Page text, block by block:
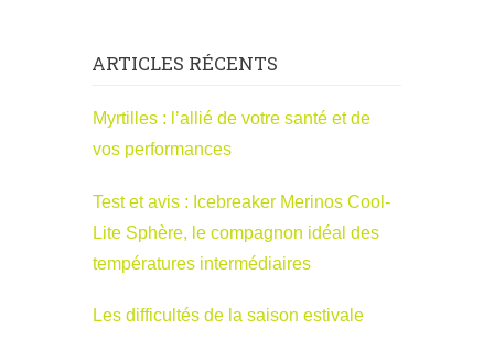
ARTICLES RÉCENTS
Myrtilles : l’allié de votre santé et de
vos performances
Test et avis : Icebreaker Merinos Cool-
Lite Sphère, le compagnon idéal des
températures intermédiaires
Les difficultés de la saison estivale